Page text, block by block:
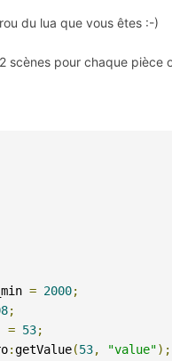
du lua que vous êtes :-)
scènes pour chaque
= 2000;
;
= 53;
:getValue(53, "value");